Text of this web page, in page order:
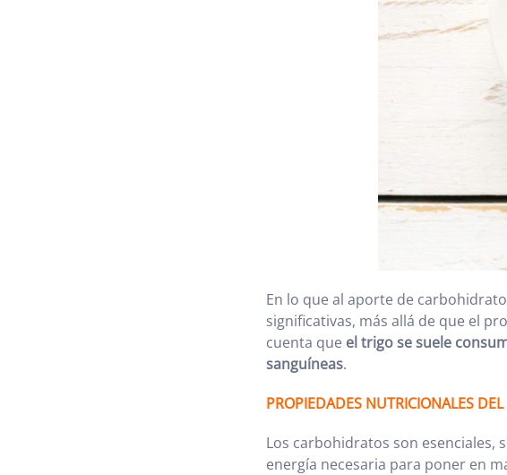
En lo que al aporte de
significativas, más allá de que el
cuenta que el trigo se suele
sanguíneas.
PROPIEDADES NUTRICIONALES
Los carbohidratos son esenciales,
energía necesaria para poner en